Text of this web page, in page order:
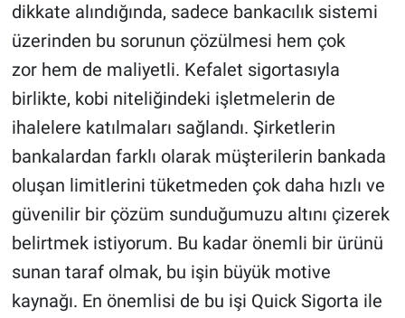
dikkate alındığında, sadece bankacılık sistemi
üzerinden bu sorunun çözülmesi hem çok
zor hem de maliyetli. Kefalet sigortasıyla
birlikte, kobi niteliğindeki işletmelerin de
ihalelere katılmaları sağlandı. Şirketlerin
bankalardan farklı olarak müşterilerin bankada
oluşan limitlerini tüketmeden çok daha hızlı ve
güvenilir bir çözüm sunduğumuzu altını çizerek
belirtmek istiyorum. Bu kadar önemli bir ürünü
sunan taraf olmak, bu işin büyük motive
kaynağı. En önemlisi de bu işi Quick Sigorta ile